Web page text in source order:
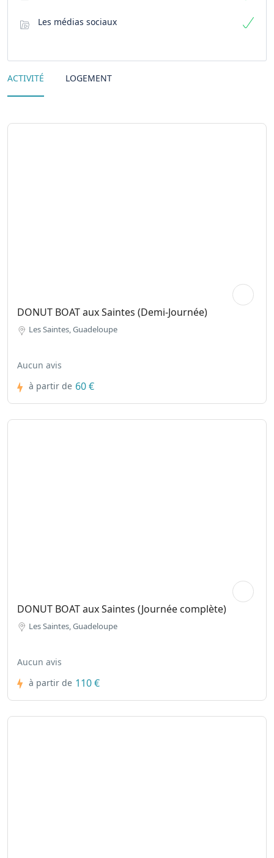
Les médias sociaux
ACTIVITÉ LOGEMENT
DONUT BOAT aux Saintes (Demi-Journée)
Les Saintes, Guadeloupe
Aucun avis
à partir de 60 €
DONUT BOAT aux Saintes (Journée complète)
Les Saintes, Guadeloupe
Aucun avis
à partir de 110 €